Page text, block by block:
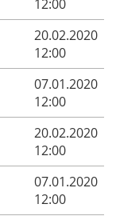
12:00
20.02.2020
12:00
07.01.2020
12:00
20.02.2020
12:00
07.01.2020
12:00